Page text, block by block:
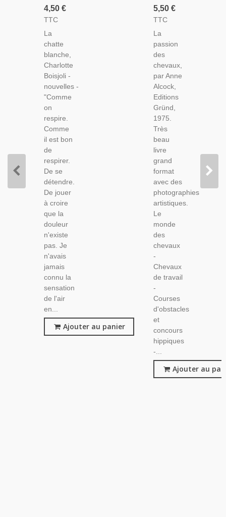
Chatte
Blanche,
Boisjoli,
1981 -
Nouvelles
4,50 €
TTC
La
chatte
blanche,
Charlotte
Boisjoli -
nouvelles -
"Comme
on
respire.
Comme
il est bon
de
respirer.
De se
détendre.
De jouer
à croire
que la
douleur
n'existe
pas. Je
n'avais
jamais
connu la
sensation
de l'air
en...
Ajouter au panier
Passion
Des
Anne
Alcock
5,50 €
TTC
La
passion
des
chevaux,
par Anne
Alcock,
Editions
Gründ,
1975.
Très
beau
livre
grand
format
avec des
photographies
artistiques.
Le
monde
des
chevaux
-
Chevaux
de travail
-
Courses
d'obstacles
et
concours
hippiques
-...
Ajouter au